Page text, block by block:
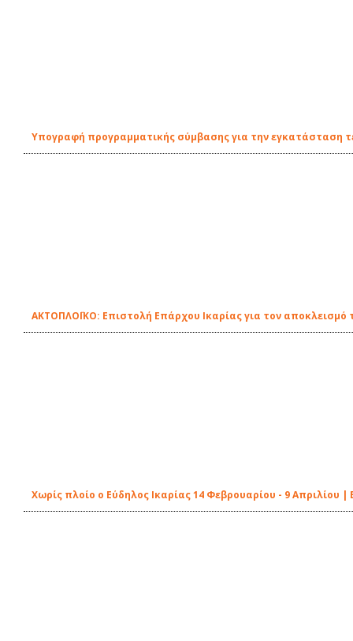
Υπογραφή προγραμματικής σύμβασης για την εγκατάσταση
ΑΚΤΟΠΛΟΪΚΟ: Επιστολή Επάρχου Ικαρίας για τον αποκλεισμό
Χωρίς πλοίο ο Εύδηλος Ικαρίας 14 Φεβρουαρίου - 9 Απριλίου